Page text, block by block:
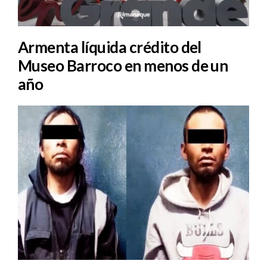
Armenta líquida crédito del
Museo Barroco en menos de un
año